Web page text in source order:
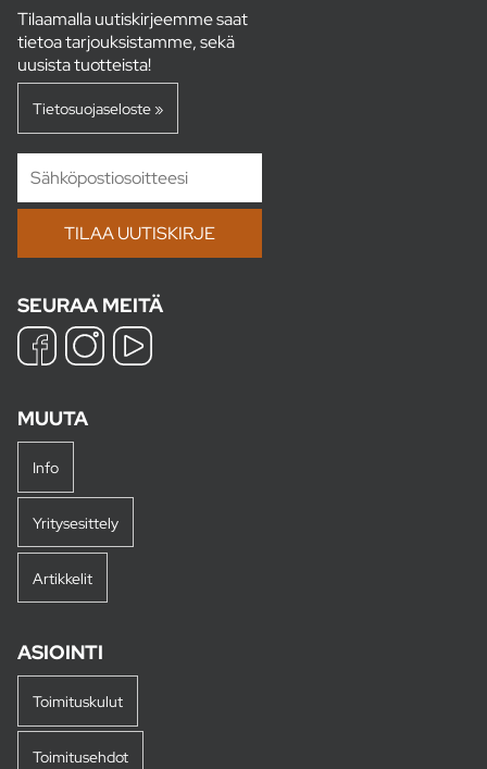
Tilaamalla uutiskirjeemme saat
tietoa tarjouksistamme, sekä
uusista tuotteista!
Tietosuojaseloste »
SEURAA MEITÄ
MUUTA
Info
Yritysesittely
Artikkelit
ASIOINTI
Toimituskulut
Toimitusehdot